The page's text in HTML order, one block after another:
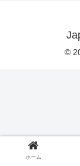
©
ホーム